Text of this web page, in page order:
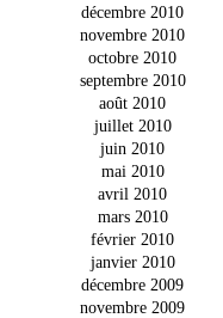
décembre 2010
novembre 2010
octobre 2010
septembre 2010
août 2010
juillet 2010
juin 2010
mai 2010
avril 2010
mars 2010
février 2010
janvier 2010
décembre 2009
novembre 2009